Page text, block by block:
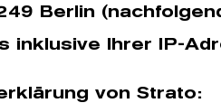
Berlin
inklusive Ihrer IP-
von Strato: